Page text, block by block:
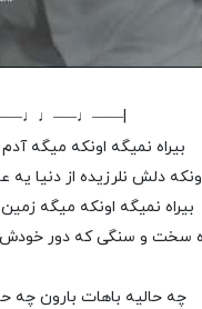
بیراه نمیگه اونکه میگه
دلش نلرزیده از دنیا
بیراه نمیگه اونکه میگه
سخت و سنگی که دور
چه حالیه باهات بارون چه